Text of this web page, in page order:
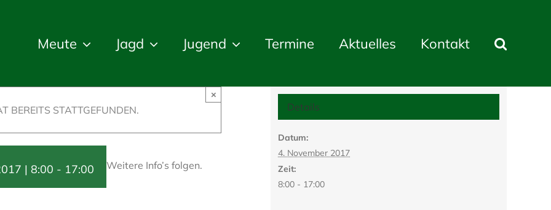
Meute Jagd Jugend Termine Aktuelles Kontakt
BEREITS STATTGEFUNDEN.
×
| 8:00 - 17:00 Weitere Info’s folgen.
Details
Datum:
4. November 2017
Zeit:
8:00 - 17:00